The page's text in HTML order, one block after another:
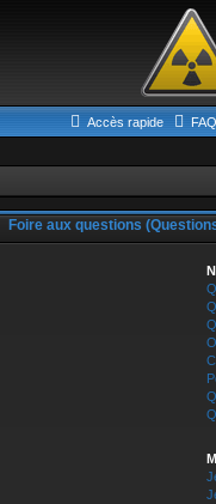
Accès rapide FAQ
Foire aux questions